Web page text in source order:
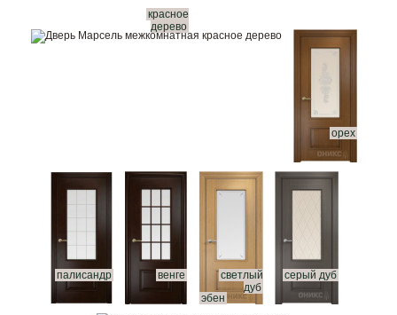
красное
дерево
орех
палисандр венге
светлый
дуб
серый дуб
эбен